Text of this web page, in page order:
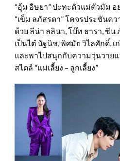
“อุ้ม อิษยา” ปะทะตัวแม่ตัวมัม อ
“เข็ม ลภัสรดา” โคจรประชันค
ด้วย ลีน่า ลลินา, โบ๊ท ธารา, ซี
เป็นไต๋ นัฐนิช, พิศมัย วิไลศักดิ์,
และพาไปสนุกกับความวุ่นวาย
สไตล์ “แม่เลี้ยง – ลูกเลี้ยง”